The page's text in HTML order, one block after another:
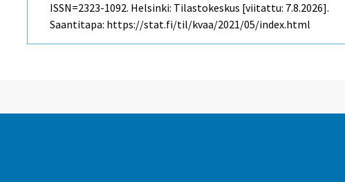
ISSN=2323-1092. Helsinki: Tilastokeskus [viitattu: 7.8.2026].
Saantitapa: https://stat.fi/til/kvaa/2021/05/index.html